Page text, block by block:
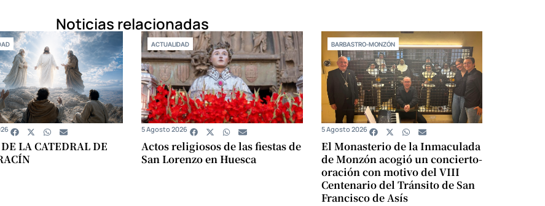
Noticias relacionadas
LA CATEDRAL DE
ACTUALIDAD
Actos religiosos de las fiestas de
San Lorenzo en Huesca
5 Agosto 2026
BARBASTRO-MONZÓN
El Monasterio de la Inmaculada
de Monzón acogió un concierto-
oración con motivo del VIII
Centenario del Tránsito de San
Francisco de Asís
5 Agosto 2026